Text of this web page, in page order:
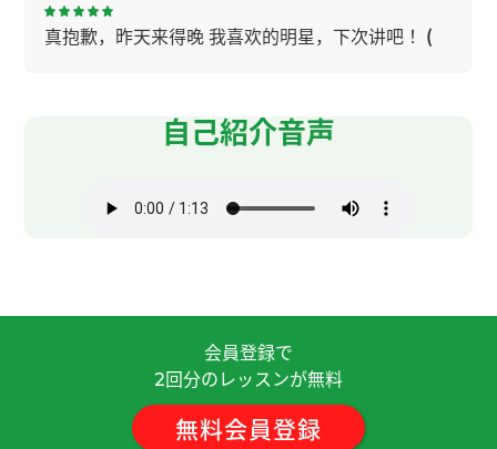
真抱歉，昨天来得晚 我喜欢的明星，下次讲吧！ (
フリートークをお願いしましたが、終始だるそう
な態度で25分間話すのがつらく感じました。
老师，谢谢您！ 不好意思，我总是说不出想说的
话。谢谢您耐心地等我。 我很喜欢看电影。 谢谢您
给我上这么愉快的一节课！我们下次见！
谢谢老师，讲得很容易理解。我喜欢看电影。下次
自己紹介音声
会員登録で
2回分のレッスンが無料
無料会員登録